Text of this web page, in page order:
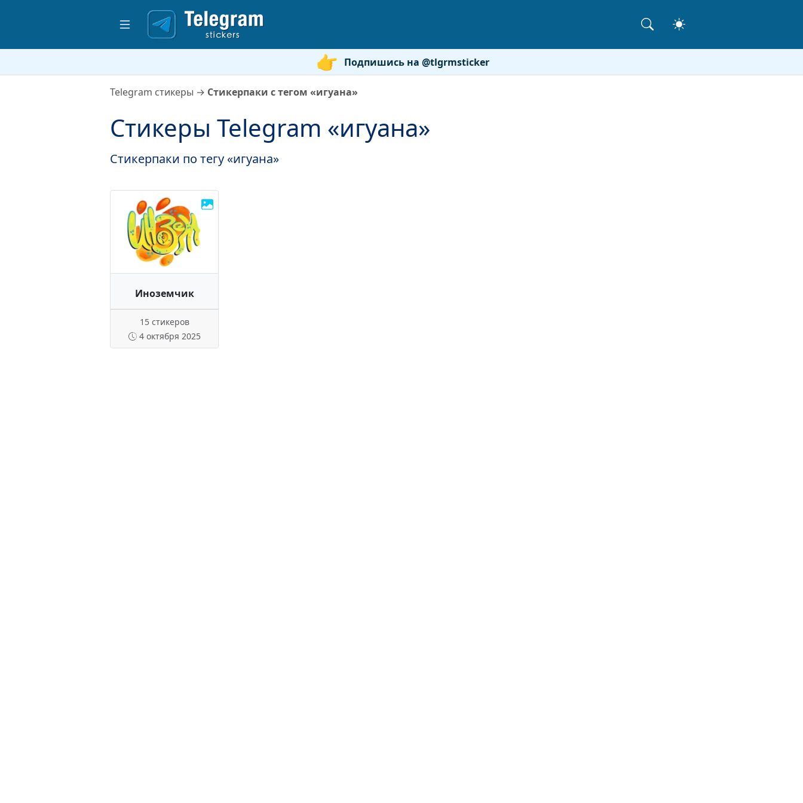
Подпишись на @tlgrmsticker
Telegram стикеры → Стикерпаки с тегом «игуана»
Стикеры Telegram «игуана»
Стикерпаки по тегу «игуана»
Иноземчик
15 стикеров
4 октября 2025